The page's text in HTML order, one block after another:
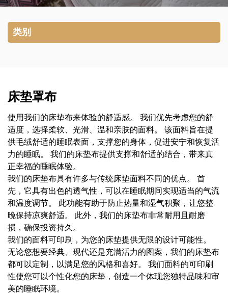
类别
床垫罩布
使用我们的床垫布来体验的舒适感。 我们优先考虑您的舒
适度，选择柔软、光滑、温和亲肤的面料。 该面料旨在提
供毛绒舒适的睡眠表面，支撑您的身体，促进安宁和恢复活
力的睡眠。 我们的床垫布提供支撑和舒适的结合，带来真
正幸福的睡眠体验。
我们的床垫布具有许多与传统床垫面料不同的优点。 首
先，它具有出色的透气性，可以在睡眠期间实现适当的气流
和温度调节。 此功能有助于防止热量和湿气积聚，让您整
晚保持凉爽舒适。 此外，我们的床垫布非常耐用且耐磨
损，确保投资持久。
我们的面料可印刷，为您的床垫提供无限的设计可能性。
无论您想要经典、现代还是充满活力的图案，我们的床垫布
都可以定制，以满足您的风格和喜好。 我们面料的可印刷
性使您可以个性化您的床垫，创造一个体现您独特品味和审
美的睡眠环境。